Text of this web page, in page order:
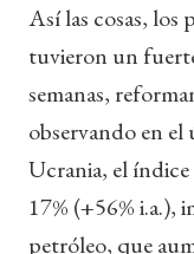
Así las cosas, los
tuvieron un
semanas,
observando en
Ucrania, el
17% (+56% i.a.),
petróleo, que